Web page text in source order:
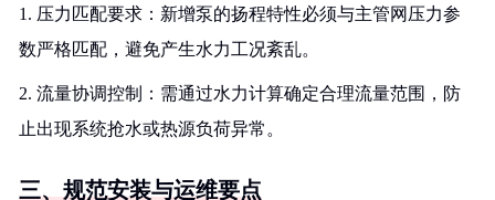
1. 压力匹配要求：新增泵的扬程特性必须与主管网压力参
数严格匹配，避免产生水力工况紊乱。
2. 流量协调控制：需通过水力计算确定合理流量范围，防
止出现系统抢水或热源负荷异常。
三、规范安装与运维要点